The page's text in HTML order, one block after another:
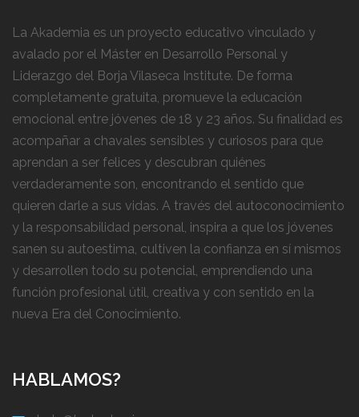
La Akademia es un proyecto educativo vinculado y
avalado por el Máster en Desarrollo Personal y
Liderazgo del Borja Vilaseca Institute. De forma
completamente gratuita, promueve la educación
emocional entre jóvenes de 18 y 23 años. Su finalidad es
acompañar a chavales sensibles y curiosos para que
aprendan a ser felices y descubran quiénes
verdaderamente son, encontrando el sentido que
quieren darle a sus vidas. A través del autoconocimiento
y la responsabilidad personal, inspira a que los jóvenes
sanen su autoestima, cultiven la confianza en sí mismos
y desarrollen todo su potencial, emprendiendo una
función profesional útil, creativa y con sentido en la
nueva Era del Conocimiento.
HABLAMOS?